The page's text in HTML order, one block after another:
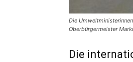
Die
Oberbürgermeister
Die